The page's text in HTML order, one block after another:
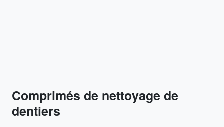
Comprimés de nettoyage de
dentiers